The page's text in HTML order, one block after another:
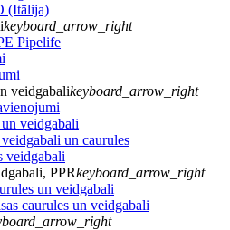
(Itālija)
keyboard_arrow_right
Pipelife
veidgabalikeyboard_arrow_right
veidgabali
un caurules
veidgabali
PPRkeyboard_arrow_right
un veidgabali
caurules un veidgabali